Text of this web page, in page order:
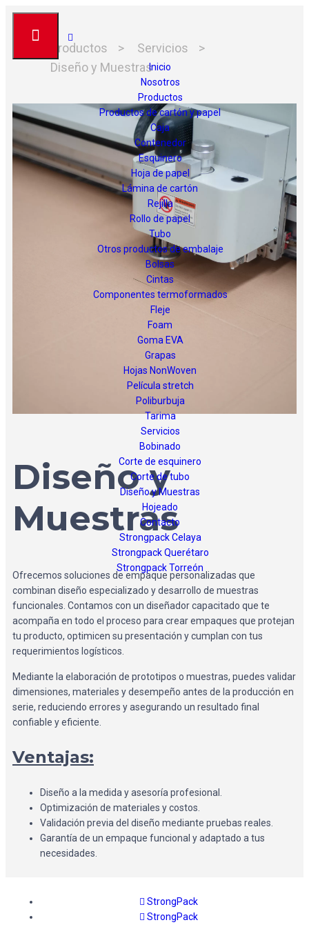
Inicio
Nosotros
Productos
Productos de cartón y papel
Caja
Contenedor
Esquinero
Hoja de papel
Lámina de cartón
Rejilla
Rollo de papel
Tubo
Otros productos de embalaje
Bolsas
Cintas
Componentes termoformados
Fleje
Foam
Goma EVA
Grapas
Hojas NonWoven
Película stretch
Poliburbuja
Tarima
Servicios
Bobinado
Corte de esquinero
Corte de tubo
Diseño y Muestras
Hojeado
Contacto
Strongpack Celaya
Strongpack Querétaro
Strongpack Torreón
Productos > Servicios
>
Diseño y Muestras
Diseño y
Muestras
Ofrecemos soluciones de empaque personalizadas que
combinan diseño especializado y desarrollo de muestras
funcionales. Contamos con un diseñador capacitado que te
acompaña en todo el proceso para crear empaques que protejan
tu producto, optimicen su presentación y cumplan con tus
requerimientos logísticos.
Mediante la elaboración de prototipos o muestras, puedes validar
dimensiones, materiales y desempeño antes de la producción en
serie, reduciendo errores y asegurando un resultado final
confiable y eficiente.
Ventajas:
Diseño a la medida y asesoría profesional.
Optimización de materiales y costos.
Validación previa del diseño mediante pruebas reales.
Garantía de un empaque funcional y adaptado a tus
necesidades.
StrongPack
StrongPack